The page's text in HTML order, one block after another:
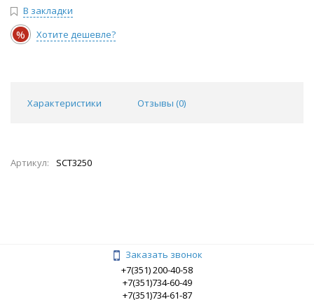
В закладки
% Хотите дешевле?
Характеристики Отзывы (0)
Артикул: SCT3250
Заказать звонок
+7(351) 200-40-58
+7(351)734-60-49
+7(351)734-61-87